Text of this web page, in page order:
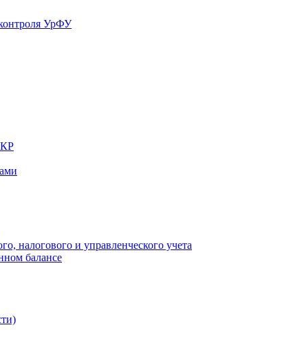
налогового и управленческого учета
балансе